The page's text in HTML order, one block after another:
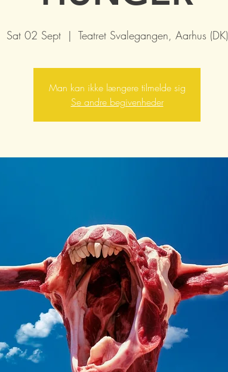
Sat 02 Sept
  |
Teatret Svalegangen, Aarhus (DK)
Man kan ikke længere tilmelde sig
Se andre begivenheder